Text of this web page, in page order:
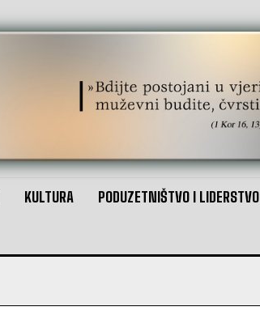
KULTURA PODUZETNIŠTVO I LIDERSTVO